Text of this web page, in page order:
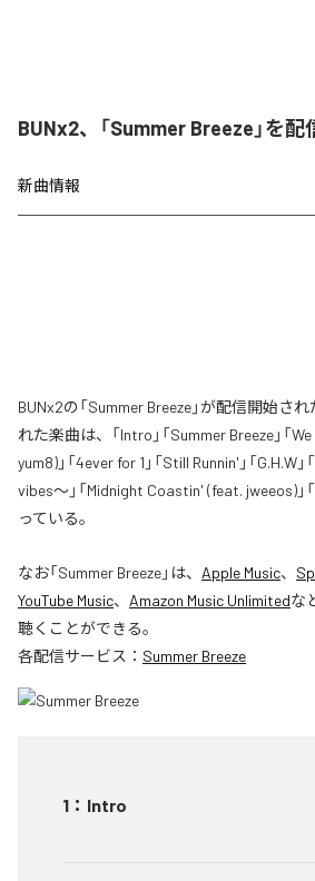
BUNx2、「Summer Breeze」を配
新曲情報
BUNx2の「Summer Breeze」が配信開始さ
れた楽曲は、「Intro」「Summer Breeze」「
yum8)」「4ever for 1」「Still Runnin'」「G.H.W
vibes〜」「Midnight Coastin' (feat. jweeos)」
っている。
なお「Summer Breeze」は、 Apple Music、
YouTube Music、 Amazon Music Unlimitedな
聴くことができる。
各配信サービス： Summer Breeze
1 ： Intro